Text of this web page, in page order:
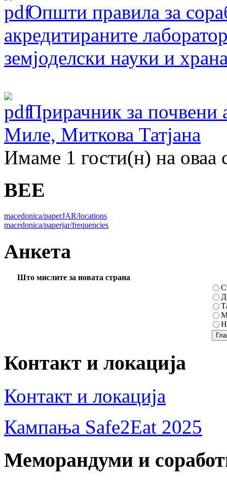
Oпшти правила за
акредитираните
земјоделски науки и
Прирачник за почвени
Миле, Миткова Татјана
Имаме 1 гости(н) на оваа
BEE
macedonica/paperJAR/locations
macedonica/paperjar/frequencies
Анкета
Што мислите за новата страна
Контакт и локација
Контакт и локација
Кампања Safe2Eat 2025
Меморандуми и